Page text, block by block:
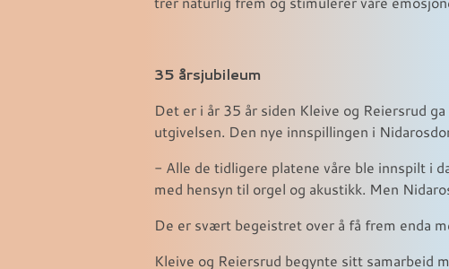
35 årsjubileum
Det er i år 35 år siden Kleive og Reiersrud
utgivelsen. Den nye innspillingen i
- Alle de tidligere platene våre ble innspilt i
med hensyn til orgel og akustikk. Men
De er svært begeistret over å få frem enda
Kleive og Reiersrud begynte sitt samarbeid